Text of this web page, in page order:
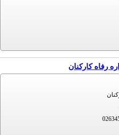
رفاه کارکنان